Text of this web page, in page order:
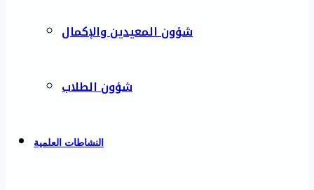
شؤون المعيدين والإكمال
شؤون الطلاب
النشاطات العلمية